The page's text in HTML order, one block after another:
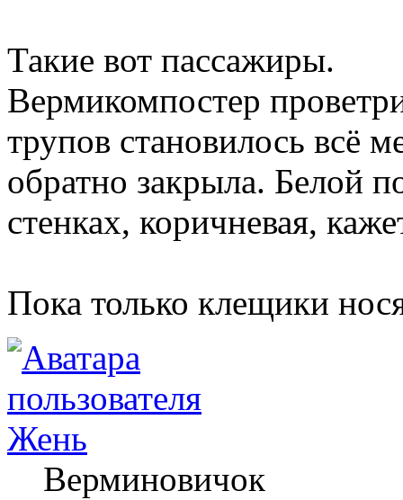
Такие вот пассажиры.
Вермикомпостер
трупов становилось всë
обратно закрыла. Белой
стенках, коричневая,
Пока только клещики
Жень
Верминовичок